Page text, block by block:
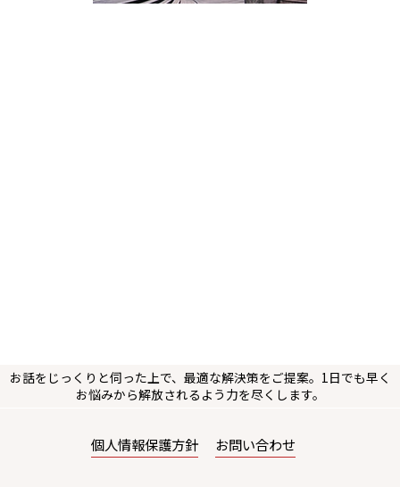
お話をじっくりと伺った上で、最適な解決策をご提案。1日でも早く
お悩みから解放されるよう力を尽くします。
個人情報保護方針 お問い合わせ